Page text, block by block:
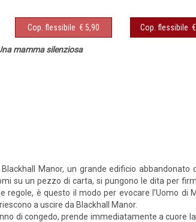
Cop. flessibile € 5,90 Cop. flessibile
mamma silenziosa
Manor, un grande edificio
su un pezzo di carta, si pungono le dita per
è questo il modo per evocare l’Uomo di
a uscire da Blackhall Manor.
di congedo, prende immediatamente a cuore